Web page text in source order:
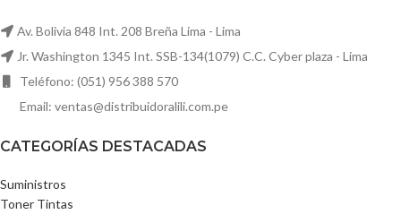
Av. Bolivia 848 Int. 208 Breña Lima - Lima
Jr. Washington 1345 Int. SSB-134(1079) C.C. Cyber plaza - Lima
Teléfono: (051) 956 388 570
Email: ventas@distribuidoralili.com.pe
CATEGORÍAS DESTACADAS
Suministros
Toner Tintas